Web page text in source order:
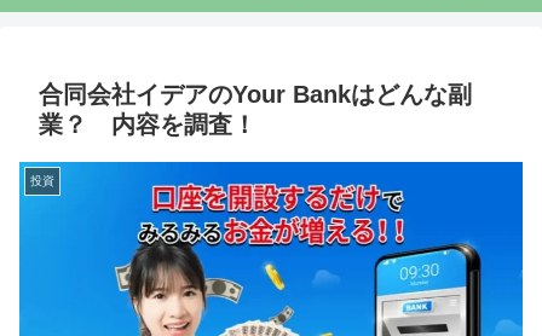
合同会社イデアのYour Bankはどんな副
業？ 内容を調査！
投資